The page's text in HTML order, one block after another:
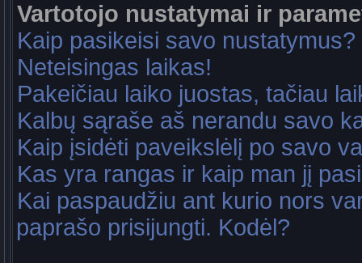
Vartotojo nustatymai ir
Kaip pasikeisi savo nustatymus?
Neteisingas laikas!
Pakeičiau laiko juostas, tačiau
Kalbų sąraše aš nerandu savo
Kaip įsidėti paveikslėlį po savo
Kas yra rangas ir kaip man jį
Kai paspaudžiu ant kurio nors
paprašo prisijungti. Kodėl?